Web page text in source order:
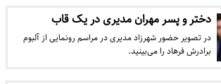
دختر و پسر مهران مدیری در یک قاب
در تصویر حضور شهرزاد مدیری در مراسم رونمایی از آلبوم
برادرش فرهاد را می‌بینید.